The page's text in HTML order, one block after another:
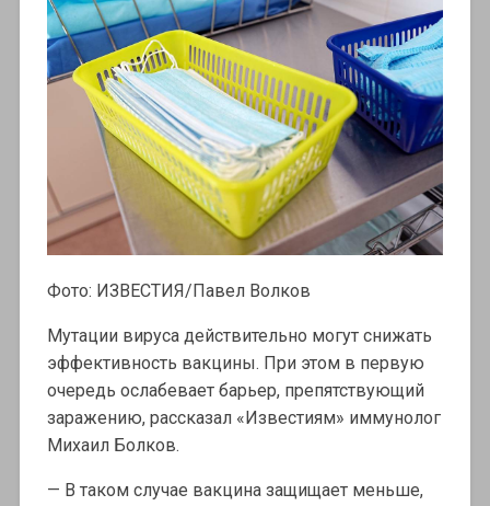
Фото: ИЗВЕСТИЯ/Павел Волков
Мутации вируса действительно могут снижать
эффективность вакцины. При этом в первую
очередь ослабевает барьер, препятствующий
заражению, рассказал «Известиям» иммунолог
Михаил Болков.
— В таком случае вакцина защищает меньше,